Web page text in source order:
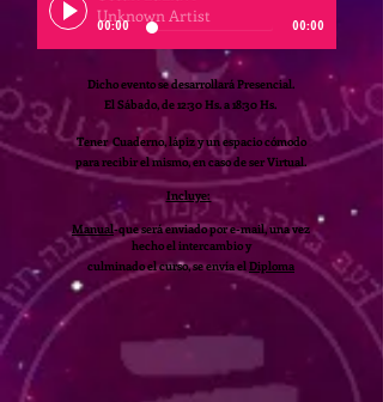
Unknown Artist
00:00 00:00
Dicho evento se desarrollará Presencial.
ElSábado, de 12:30 Hs. a 18:30 Hs.
Tener Cuaderno, lápiz y un espacio cómodo
para recibir el mismo, en caso de ser Virtual.
Incluye:
Manual-que será enviado por e-mail, una vez
hecho el intercambio y
culminado el curso, se envía elDiploma